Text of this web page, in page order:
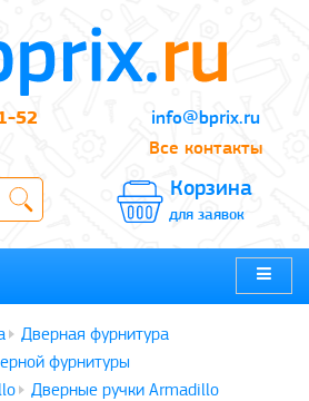
52
info@bprix.ru
Все контакты
Корзина
для заявок
Дверная фурнитура
фурнитуры
Дверные ручки Armadillo